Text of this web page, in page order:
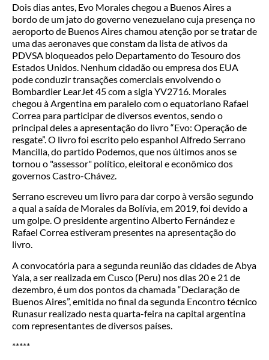
Dois dias antes, Evo Morales chegou a Buenos Aires a
bordo de um jato do governo venezuelano cuja presença no
aeroporto de Buenos Aires chamou atenção por se tratar de
uma das aeronaves que constam da lista de ativos da
PDVSA bloqueados pelo Departamento do Tesouro dos
Estados Unidos. Nenhum cidadão ou empresa dos EUA
pode conduzir transações comerciais envolvendo o
Bombardier LearJet 45 com a sigla YV2716. Morales
chegou à Argentina em paralelo com o equatoriano Rafael
Correa para participar de diversos eventos, sendo o
principal deles a apresentação do livro “Evo: Operação de
resgate”. O livro foi escrito pelo espanhol Alfredo Serrano
Mancilla, do partido Podemos, que nos últimos anos se
tornou o "assessor" político, eleitoral e econômico dos
governos Castro-Chávez.
Serrano escreveu um livro para dar corpo à versão segundo
a qual a saída de Morales da Bolívia, em 2019, foi devido a
um golpe. O presidente argentino Alberto Fernández e
Rafael Correa estiveram presentes na apresentação do
livro.
A convocatória para a segunda reunião das cidades de Abya
Yala, a ser realizada em Cusco (Peru) nos dias 20 e 21 de
dezembro, é um dos pontos da chamada “Declaração de
Buenos Aires”, emitida no final da segunda Encontro técnico
Runasur realizado nesta quarta-feira na capital argentina
com representantes de diversos países.
*****